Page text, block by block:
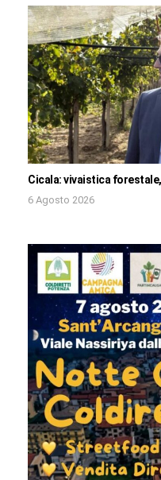
Cicala: vivaistica
6 Agosto 2026